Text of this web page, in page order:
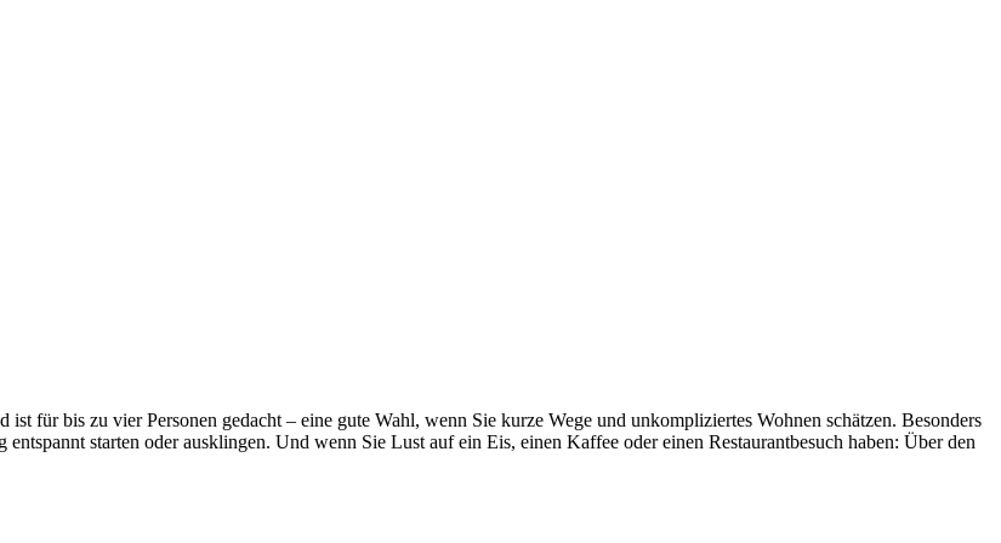
für bis zu vier Personen gedacht – eine gute Wahl, wenn Sie kurze Wege und unkompliziertes Wohnen schätzen. Besonders
starten oder ausklingen. Und wenn Sie Lust auf ein Eis, einen Kaffee oder einen Restaurantbesuch haben: Über den